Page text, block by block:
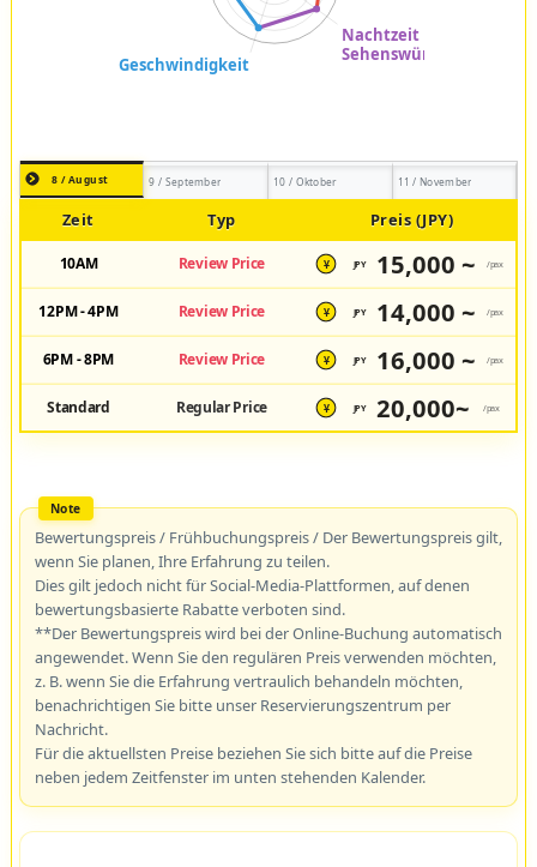
8 / August 9 / September 10 / Oktober 11 / November
Zeit Typ Preis (JPY)
10AM Review Price ¥ JPY 15,000 ~ /pax
12PM - 4PM Review Price ¥ JPY 14,000 ~ /pax
6PM - 8PM Review Price ¥ JPY 16,000 ~ /pax
Standard Regular Price ¥ JPY 20,000~ /pax
Bewertungspreis / Frühbuchungspreis / Der Bewertungspreis gilt,
wenn Sie planen, Ihre Erfahrung zu teilen.
Dies gilt jedoch nicht für Social-Media-Plattformen, auf denen
bewertungsbasierte Rabatte verboten sind.
**Der Bewertungspreis wird bei der Online-Buchung automatisch
angewendet. Wenn Sie den regulären Preis verwenden möchten,
z. B. wenn Sie die Erfahrung vertraulich behandeln möchten,
benachrichtigen Sie bitte unser Reservierungszentrum per
Nachricht.
Für die aktuellsten Preise beziehen Sie sich bitte auf die Preise
neben jedem Zeitfenster im unten stehenden Kalender.